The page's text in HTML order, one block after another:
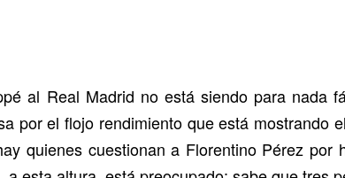
al Real Madrid no está siendo para nada
por el flojo rendimiento que está mostrando
quienes cuestionan a Florentino Pérez por